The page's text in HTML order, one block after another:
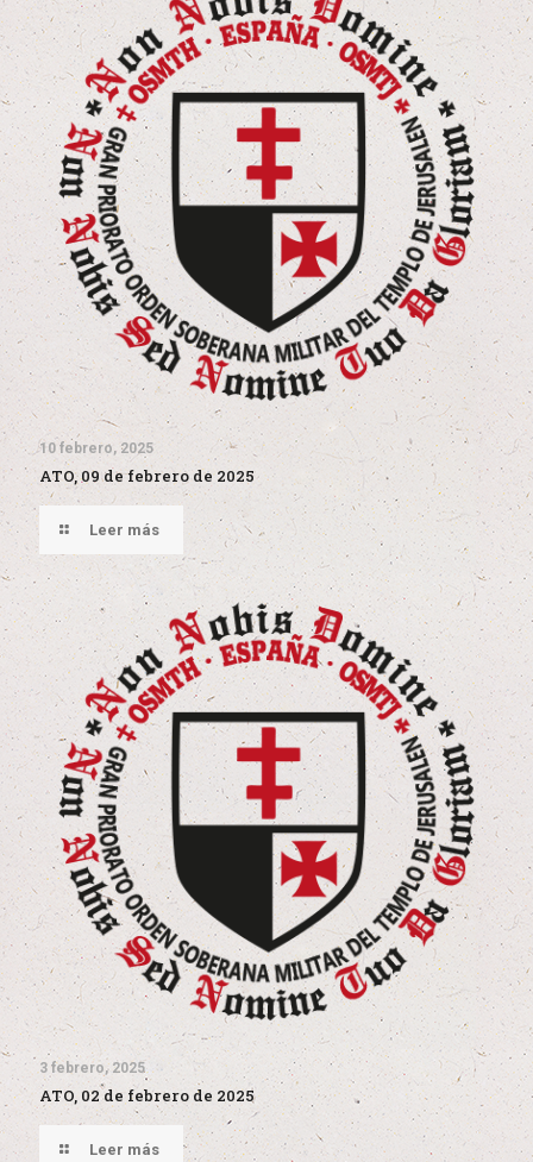
10 febrero, 2025
ATO, 09 de febrero de 2025
Leer más
3 febrero, 2025
ATO, 02 de febrero de 2025
Leer más